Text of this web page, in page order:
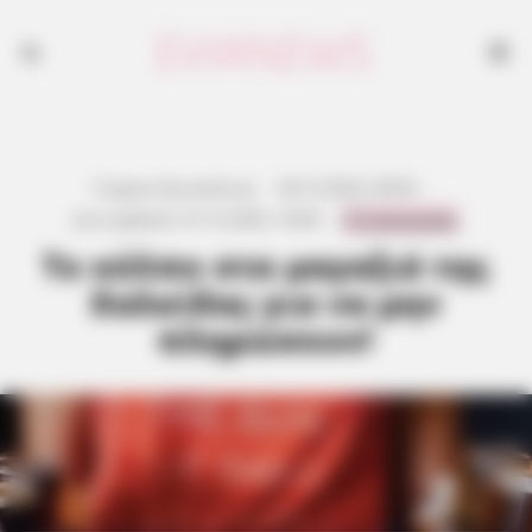
Το κόλπο στα μαγαζιά της
Χαλκίδας για να μην
πληρώσουν!